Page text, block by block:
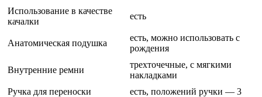
Использование в качестве
качалки
есть
Анатомическая подушка
есть, можно использовать с
рождения
Внутренние ремни
трехточечные, с мягкими
накладками
Ручка для переноски
есть, положений ручки — 3